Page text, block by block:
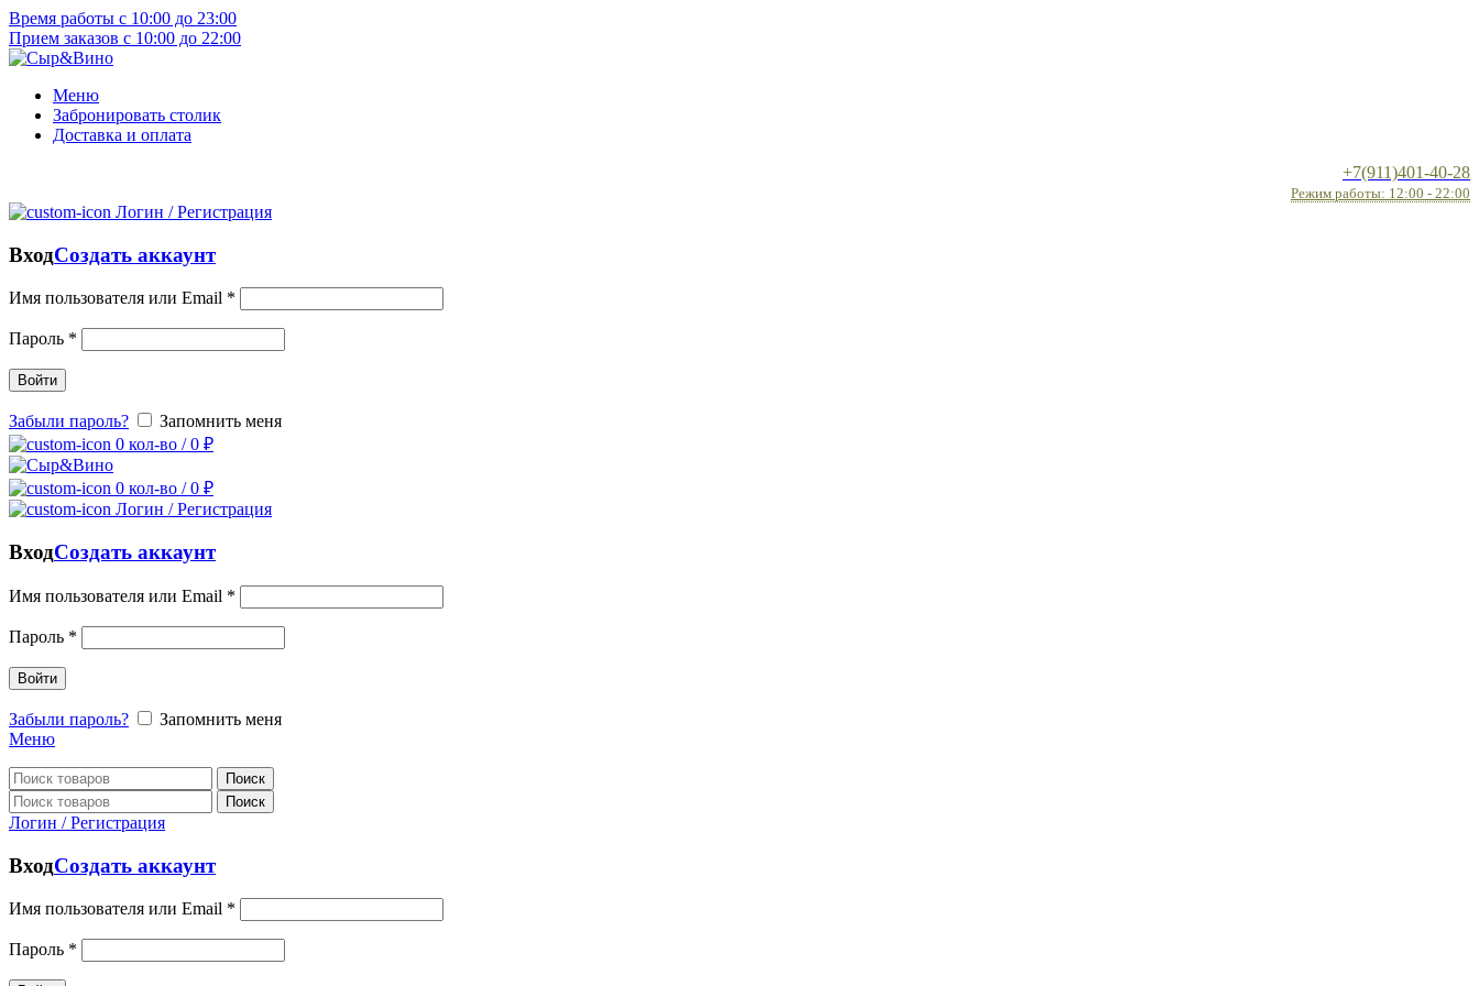
Время работы с 10:00 до 23:00
Прием заказов с 10:00 до 22:00
Меню
Забронировать столик
Доставка и оплата
+7(911)401-40-28
Режим работы: 12:00 - 22:00
Логин / Регистрация
ВходСоздать аккаунт
Имя пользователя или Email *
Пароль *
Войти
Забыли пароль?
Запомнить меня
0 кол-во / 0 ₽
0 кол-во / 0 ₽
Логин / Регистрация
ВходСоздать аккаунт
Имя пользователя или Email *
Пароль *
Войти
Забыли пароль?
Запомнить меня
Меню
Поиск
Поиск
Логин / Регистрация
ВходСоздать аккаунт
Имя пользователя или Email *
Пароль *